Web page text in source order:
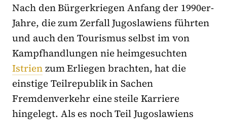
Nach den Bürgerkriegen Anfang der 1990er-
Jahre, die zum Zerfall Jugoslawiens führten
und auch den Tourismus selbst im von
Kampfhandlungen nie heimgesuchten
Istrienzum Erliegen brachten, hat die
einstige Teilrepublik in Sachen
Fremdenverkehr eine steile Karriere
hingelegt. Als es noch Teil Jugoslawiens